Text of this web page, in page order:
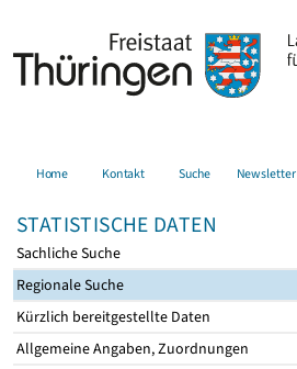
Home Kontakt Suche Newsletter
STATISTISCHE DATEN
Sachliche Suche
Regionale Suche
Kürzlich bereitgestellte Daten
Allgemeine Angaben, Zuordnungen